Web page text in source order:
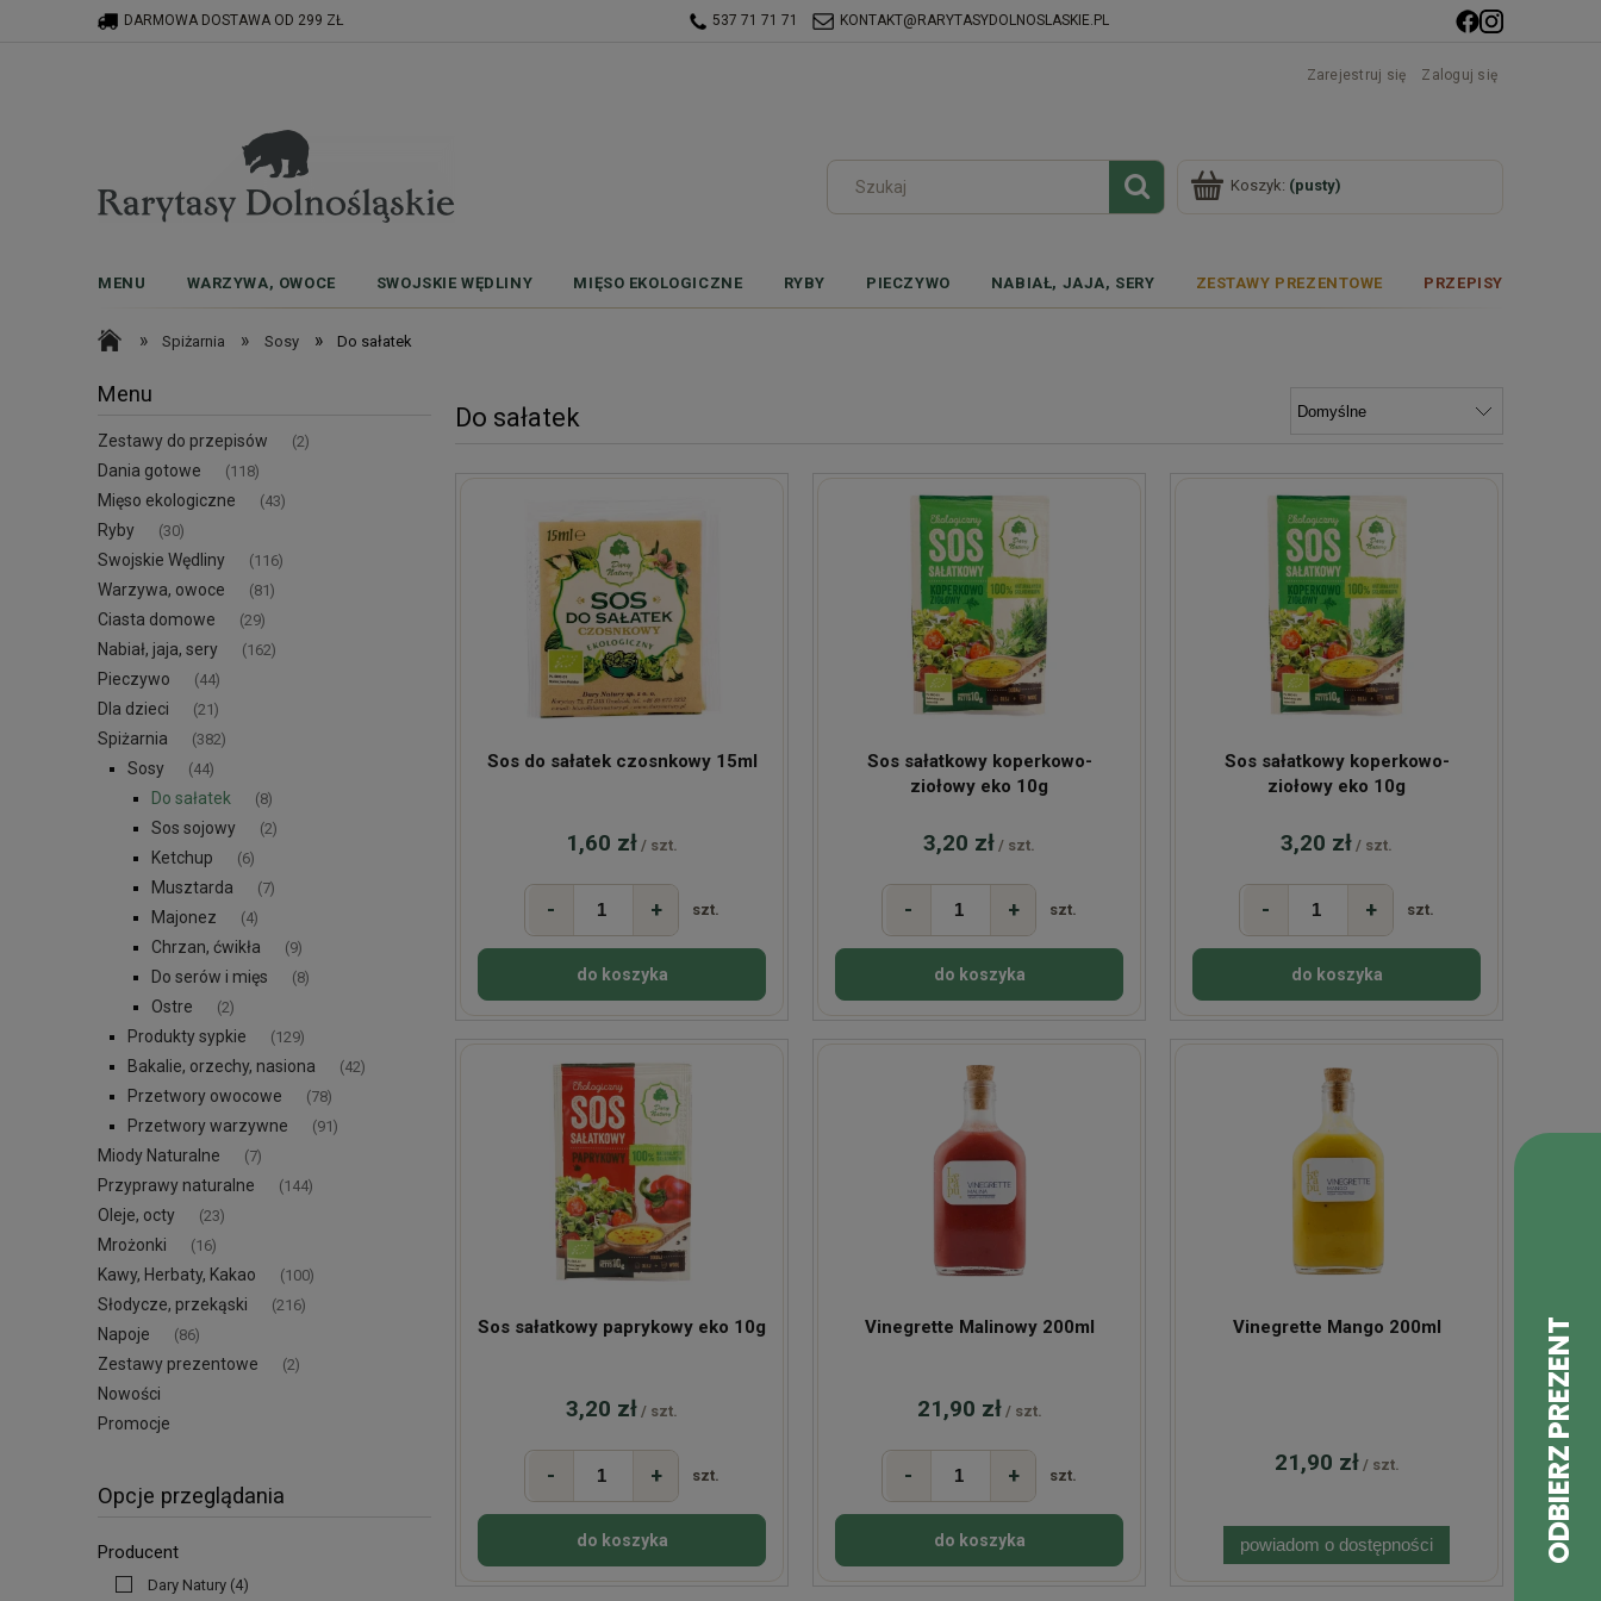
DARMOWA DOSTAWA OD 299 ZŁ 537 71 71 71 KONTAKT@RARYTASYDOLNOSLASKIE.PL
Zarejestruj się Zaloguj się
Koszyk: (pusty)
MENU WARZYWA, OWOCE SWOJSKIE WĘDLINY MIĘSO EKOLOGICZNE RYBY PIECZYWO NABIAŁ, JAJA, SERY ZESTAWY PREZENTOWE PRZEPISY
» Spiżarnia » Sosy » Do sałatek
Menu
Zestawy do przepisów (2)
Dania gotowe (118)
Mięso ekologiczne (43)
Ryby (30)
Swojskie Wędliny (116)
Warzywa, owoce (81)
Ciasta domowe (29)
Nabiał, jaja, sery (162)
Pieczywo (44)
Dla dzieci (21)
Spiżarnia (382)
Sosy (44)
Do sałatek (8)
Sos sojowy (2)
Ketchup (6)
Musztarda (7)
Majonez (4)
Chrzan, ćwikła (9)
Do serów i mięs (8)
Ostre (2)
Produkty sypkie (129)
Bakalie, orzechy, nasiona (42)
Przetwory owocowe (78)
Przetwory warzywne (91)
Miody Naturalne (7)
Przyprawy naturalne (144)
Oleje, octy (23)
Mrożonki (16)
Kawy, Herbaty, Kakao (100)
Słodycze, przekąski (216)
Napoje (86)
Zestawy prezentowe (2)
Nowości
Promocje
Opcje przeglądania
Producent
Dary Natury (4)
Do sałatek
Sos do sałatek czosnkowy 15ml
1,60 zł / szt.
- + szt.
do koszyka
Sos sałatkowy koperkowo-
ziołowy eko 10g
3,20 zł / szt.
- + szt.
do koszyka
Sos sałatkowy koperkowo-
ziołowy eko 10g
3,20 zł / szt.
- + szt.
do koszyka
Sos sałatkowy paprykowy eko 10g
3,20 zł / szt.
- + szt.
do koszyka
Vinegrette Malinowy 200ml
21,90 zł / szt.
- + szt.
do koszyka
Vinegrette Mango 200ml
21,90 zł / szt.
powiadom o dostępności